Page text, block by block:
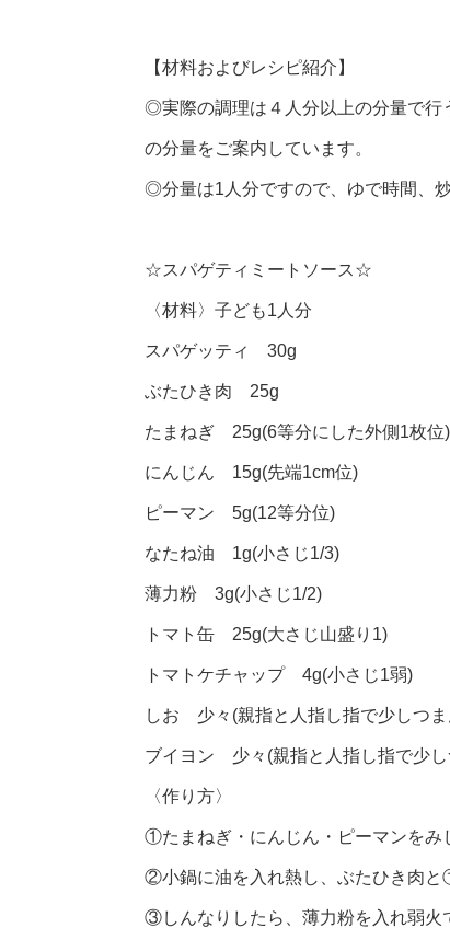
【材料およびレシピ紹介】
◎実際の調理は４人分以上の分量で行
の分量をご案内しています。
◎分量は1人分ですので、ゆで時間、
☆スパゲティミートソース☆
〈材料〉子ども1人分
スパゲッティ 30g
ぶたひき肉 25g
たまねぎ 25g(6等分にした外側1枚位)
にんじん 15g(先端1cm位)
ピーマン 5g(12等分位)
なたね油 1g(小さじ1/3)
薄力粉 3g(小さじ1/2)
トマト缶 25g(大さじ山盛り1)
トマトケチャップ 4g(小さじ1弱)
しお 少々(親指と人指し指で少しつ
ブイヨン 少々(親指と人指し指で少し
〈作り方〉
①たまねぎ・にんじん・ピーマンをみ
②小鍋に油を入れ熱し、ぶたひき肉と
③しんなりしたら、薄力粉を入れ弱火